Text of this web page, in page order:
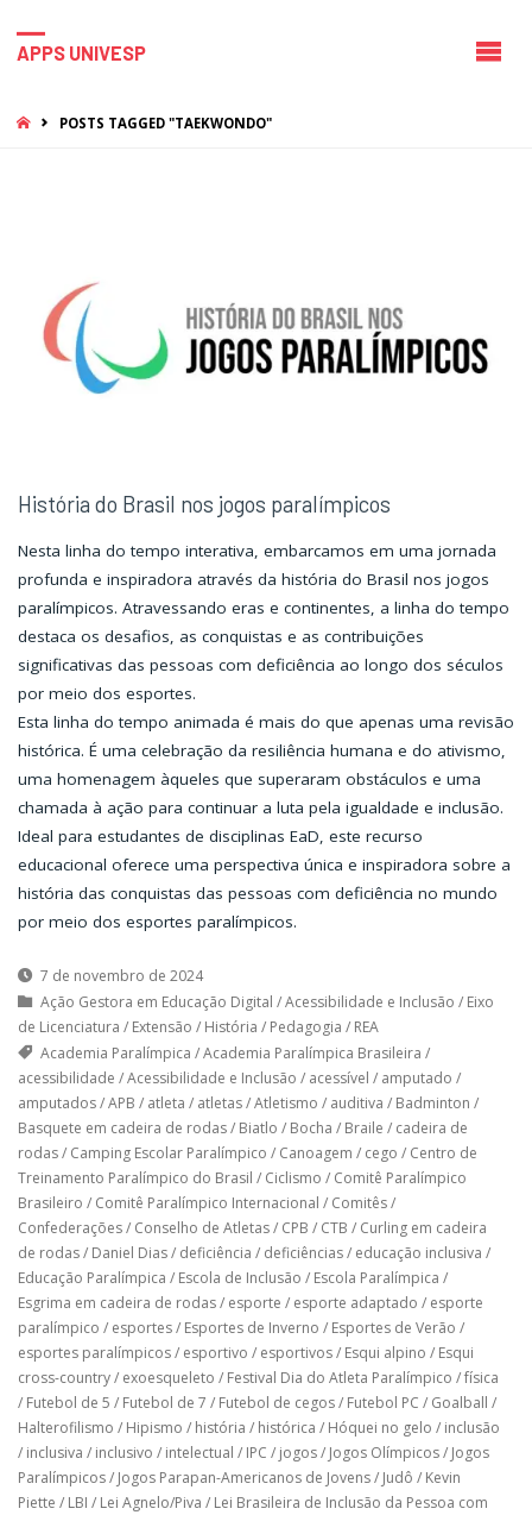
APPS UNIVESP
HOMEPOSTS TAGGED "TAEKWONDO"
História do Brasil nos jogos paralímpicos
Nesta linha do tempo interativa, embarcamos em uma jornada
profunda e inspiradora através da história do Brasil nos jogos
paralímpicos. Atravessando eras e continentes, a linha do tempo
destaca os desafios, as conquistas e as contribuições
significativas das pessoas com deficiência ao longo dos séculos
por meio dos esportes.
Esta linha do tempo animada é mais do que apenas uma revisão
histórica. É uma celebração da resiliência humana e do ativismo,
uma homenagem àqueles que superaram obstáculos e uma
chamada à ação para continuar a luta pela igualdade e inclusão.
Ideal para estudantes de disciplinas EaD, este recurso
educacional oferece uma perspectiva única e inspiradora sobre a
história das conquistas das pessoas com deficiência no mundo
por meio dos esportes paralímpicos.
7 de novembro de 2024
Ação Gestora em Educação Digital /Acessibilidade e Inclusão / Eixo
de Licenciatura / Extensão / História / Pedagogia / REA
Academia Paralímpica /Academia Paralímpica Brasileira /
acessibilidade /Acessibilidade e Inclusão / acessível / amputado /
amputados/APB / atleta / atletas/Atletismo / auditiva / Badminton /
Basquete em cadeira de rodas/ Biatlo / Bocha / Braile / cadeira de
rodas/ Camping Escolar Paralímpico / Canoagem / cego / Centro de
Treinamento Paralímpico do Brasil / Ciclismo / Comitê Paralímpico
Brasileiro / Comitê Paralímpico Internacional / Comitês/
Confederações/ Conselho de Atletas/ CPB / CTB / Curling em cadeira
de rodas/ Daniel Dias/ deficiência / deficiências/ educação inclusiva /
Educação Paralímpica / Escola de Inclusão / Escola Paralímpica /
Esgrima em cadeira de rodas/ esporte / esporte adaptado / esporte
paralímpico / esportes/ Esportes de Inverno / Esportes de Verão /
esportes paralímpicos/ esportivo / esportivos/ Esqui alpino / Esqui
cross-country/ exoesqueleto / Festival Dia do Atleta Paralímpico /física
/ Futebol de 5 / Futebol de 7 / Futebol de cegos/ Futebol PC / Goalball /
Halterofilismo / Hipismo / história / histórica / Hóquei no gelo / inclusão
/ inclusiva / inclusivo / intelectual / IPC / jogos/ Jogos Olímpicos/ Jogos
Paralímpicos/ Jogos Parapan-Americanos de Jovens/ Judô / Kevin
Piette / LBI / Lei Agnelo/Piva / Lei Brasileira de Inclusão da Pessoa com